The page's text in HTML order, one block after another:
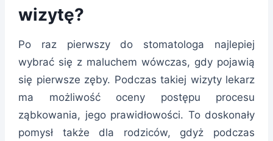
wizytę?
Po raz pierwszy do stomatologa najlepiej
wybrać się z maluchem wówczas, gdy pojawią
się pierwsze zęby. Podczas takiej wizyty lekarz
ma możliwość oceny postępu procesu
ząbkowania, jego prawidłowości. To doskonały
pomysł także dla rodziców, gdyż podczas